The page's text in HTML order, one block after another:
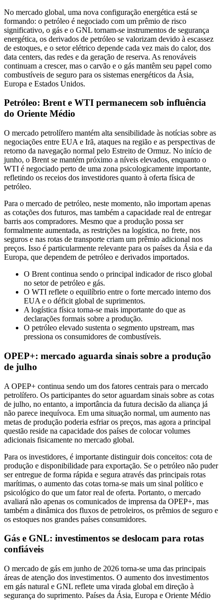
No mercado global, uma nova configuração energética está se
formando: o petróleo é negociado com um prêmio de risco
significativo, o gás e o GNL tornam-se instrumentos de segurança
energética, os derivados de petróleo se valorizam devido à escassez
de estoques, e o setor elétrico depende cada vez mais do calor, dos
data centers, das redes e da geração de reserva. As renováveis
continuam a crescer, mas o carvão e o gás mantêm seu papel como
combustíveis de seguro para os sistemas energéticos da Ásia,
Europa e Estados Unidos.
Petróleo: Brent e WTI permanecem sob influência
do Oriente Médio
O mercado petrolífero mantém alta sensibilidade às notícias sobre as
negociações entre EUA e Irã, ataques na região e as perspectivas de
retorno da navegação normal pelo Estreito de Ormuz. No início de
junho, o Brent se mantém próximo a níveis elevados, enquanto o
WTI é negociado perto de uma zona psicologicamente importante,
refletindo os receios dos investidores quanto à oferta física de
petróleo.
Para o mercado de petróleo, neste momento, não importam apenas
as cotações dos futuros, mas também a capacidade real de entregar
barris aos compradores. Mesmo que a produção possa ser
formalmente aumentada, as restrições na logística, no frete, nos
seguros e nas rotas de transporte criam um prêmio adicional nos
preços. Isso é particularmente relevante para os países da Ásia e da
Europa, que dependem de petróleo e derivados importados.
O Brent continua sendo o principal indicador de risco global
no setor de petróleo e gás.
O WTI reflete o equilíbrio entre o forte mercado interno dos
EUA e o déficit global de suprimentos.
A logística física torna-se mais importante do que as
declarações formais sobre a produção.
O petróleo elevado sustenta o segmento upstream, mas
pressiona os consumidores de combustíveis.
OPEP+: mercado aguarda sinais sobre a produção
de julho
A OPEP+ continua sendo um dos fatores centrais para o mercado
petrolífero. Os participantes do setor aguardam sinais sobre as cotas
de julho, no entanto, a importância da futura decisão da aliança já
não parece inequívoca. Em uma situação normal, um aumento nas
metas de produção poderia esfriar os preços, mas agora a principal
questão reside na capacidade dos países de colocar volumes
adicionais fisicamente no mercado global.
Para os investidores, é importante distinguir dois conceitos: cota de
produção e disponibilidade para exportação. Se o petróleo não puder
ser entregue de forma rápida e segura através das principais rotas
marítimas, o aumento das cotas torna-se mais um sinal político e
psicológico do que um fator real de oferta. Portanto, o mercado
avaliará não apenas os comunicados de imprensa da OPEP+, mas
também a dinâmica dos fluxos de petroleiros, os prêmios de seguro e
os estoques nos grandes países consumidores.
Gás e GNL: investimentos se deslocam para rotas
confiáveis
O mercado de gás em junho de 2026 torna-se uma das principais
áreas de atenção dos investimentos. O aumento dos investimentos
em gás natural e GNL reflete uma virada global em direção à
segurança do suprimento. Países da Ásia, Europa e Oriente Médio